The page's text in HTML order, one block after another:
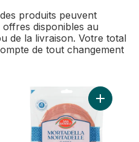
produits peuvent
disponibles au
de la livraison. Votre total
de tout changement
au panier Ajouter